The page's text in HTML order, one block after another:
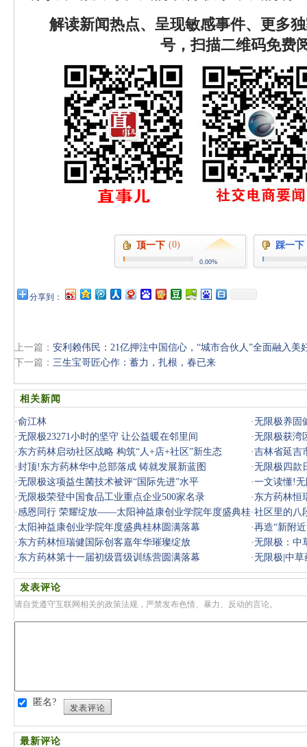
解读新闻热点、呈现敏感事件、更多
号，扫描二维码免费
顶一下 (0)
0.00%
踩一下
分享到：
上一篇： 安利赖伟民：21亿押注中国信心，“城市合伙人”全面融入美
下一篇： 三生宝哥匠心作：蓄力，扎根，春已来
相关新闻
·俞江林 ·无限极养固
·无限极23271小时的坚守 让公益暖在邻里间 ·无限极获湾
· 东方药林启动社区战略 构筑“人+店+社区”新生态 ·吉林省延吉
·封顶!东方药林华中总部落成 铸就发展新蓝图 ·无限极四款
·无限极这项益生菌技术被评“国际先进”水平 ·一文读懂!
·无限极荣登中国食品工业重点企业500家名录 · 东方药林恒
·感恩同行 荣耀绽放——太阳神益康创业学院年度盛典桂
林圆满落
·社区里的八
· 太阳神益康创业学院年度盛典桂林圆满落幕 ·再造“新附
· 东方药林恒瑞健国际创客嘉年华璀璨绽放 ·无限极：中
· 东方药林第十一届初级晋级训练营圆满落幕 ·无限极|中
发表评论
请自觉遵守互联网相关的政策法规，严禁发布色情、暴力、反动的言论。
匿名?
发表评论
最新评论